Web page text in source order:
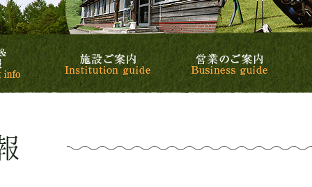
スケジュール&イベント情報施設ご案内 営業の
ントリークラブ